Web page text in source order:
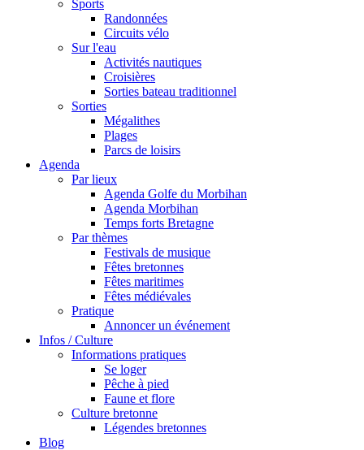
Sports
Randonnées
Circuits vélo
Sur l'eau
Activités nautiques
Croisières
Sorties bateau traditionnel
Sorties
Mégalithes
Plages
Parcs de loisirs
Agenda
Par lieux
Agenda Golfe du Morbihan
Agenda Morbihan
Temps forts Bretagne
Par thèmes
Festivals de musique
Fêtes bretonnes
Fêtes maritimes
Fêtes médiévales
Pratique
Annoncer un événement
Infos / Culture
Informations pratiques
Se loger
Pêche à pied
Faune et flore
Culture bretonne
Légendes bretonnes
Blog